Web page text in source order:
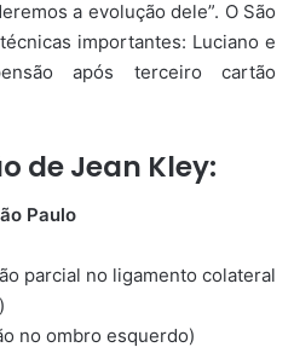
a evolução dele”. O São
importantes: Luciano e
após terceiro cartão
de Jean Kley:
Paulo
parcial no ligamento colateral
no ombro esquerdo)